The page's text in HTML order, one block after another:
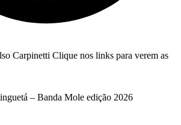
Carpinetti Clique nos links para verem as